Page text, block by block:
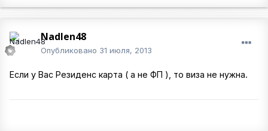
Nadlen48
Опубликовано 31 июля, 2013
Если у Вас Резиденс карта ( а не ФП ), то виза не нужна.